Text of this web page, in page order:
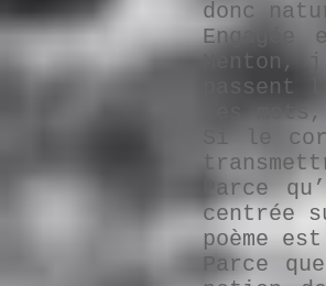
donc
Menton,
Les
Si le
Parce
centrée
poème
Parce